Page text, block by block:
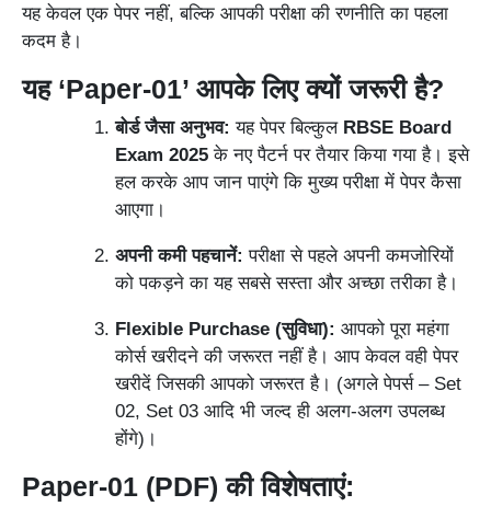
यह केवल एक पेपर नहीं, बल्कि आपकी परीक्षा की रणनीति का पहला
कदम है।
यह ‘Paper-01’ आपके लिए क्यों जरूरी है?
बोर्ड जैसा अनुभव: यह पेपर बिल्कुल RBSE Board
Exam 2025 के नए पैटर्न पर तैयार किया गया है। इसे
हल करके आप जान पाएंगे कि मुख्य परीक्षा में पेपर कैसा
आएगा।
अपनी कमी पहचानें: परीक्षा से पहले अपनी कमजोरियों
को पकड़ने का यह सबसे सस्ता और अच्छा तरीका है।
Flexible Purchase (सुविधा): आपको पूरा महंगा
कोर्स खरीदने की जरूरत नहीं है। आप केवल वही पेपर
खरीदें जिसकी आपको जरूरत है। (अगले पेपर्स – Set
02, Set 03 आदि भी जल्द ही अलग-अलग उपलब्ध
होंगे)।
Paper-01 (PDF) की विशेषताएं: